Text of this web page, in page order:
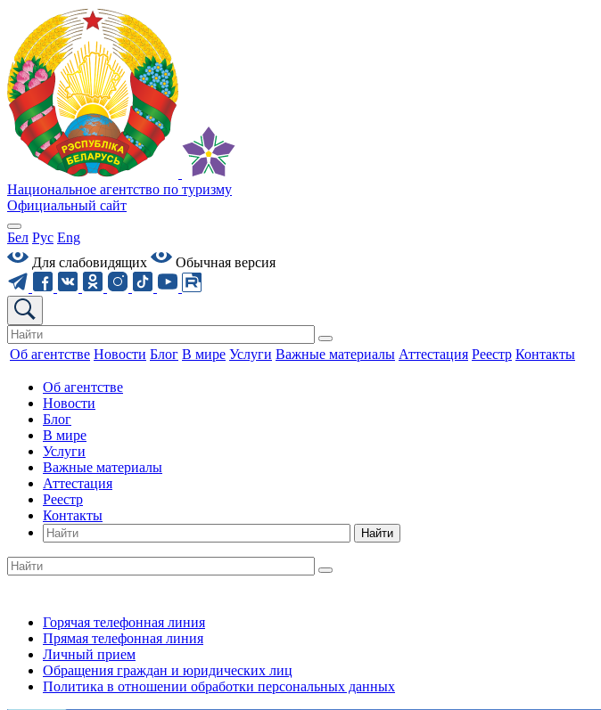
Национальное агентство по туризму
Официальный сайт
Бел Рус Eng
Для слабовидящих
Обычная версия
Об агентстве Новости Блог В мире Услуги Важные материалы Аттестация Реестр Контакты
Об агентстве
Новости
Блог
В мире
Услуги
Важные материалы
Аттестация
Реестр
Контакты
Найти
Горячая телефонная линия
Прямая телефонная линия
Личный прием
Обращения граждан и юридических лиц
Политика в отношении обработки персональных данных